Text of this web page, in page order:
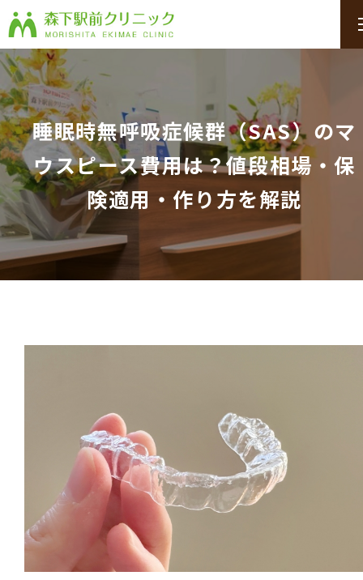
睡眠時無呼吸症候群（SAS）のマ
ウスピース費用は？値段相場・保
険適用・作り方を解説